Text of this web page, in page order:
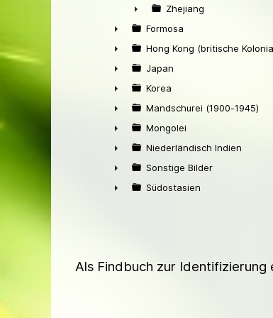
►
►
Zhejiang
►
Formosa
►
Hong Kong (britische
►
Japan
►
Korea
►
Mandschurei (1900-1945)
►
Mongolei
►
Niederländisch Indien
►
Sonstige Bilder
Südostasien
Als Findbuch zur